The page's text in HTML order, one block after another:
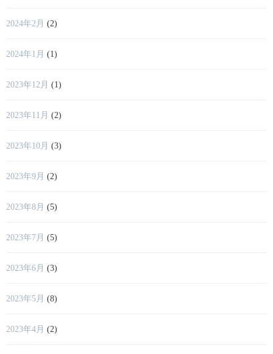
2024年2月 (2)
2024年1月 (1)
2023年12月 (1)
2023年11月 (2)
2023年10月 (3)
2023年9月 (2)
2023年8月 (5)
2023年7月 (5)
2023年6月 (3)
2023年5月 (8)
2023年4月 (2)